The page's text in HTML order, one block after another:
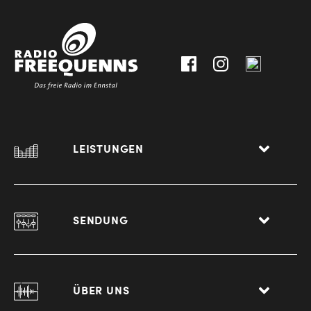
LEISTUNGEN
SENDUNG
ÜBER UNS